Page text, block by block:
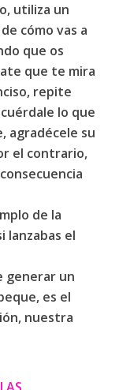
utiliza un
cómo vas a
que os
que te mira
repite
lo que
agradécele su
el contrario,
de la
lanzabas el
generar un
es el
nuestra